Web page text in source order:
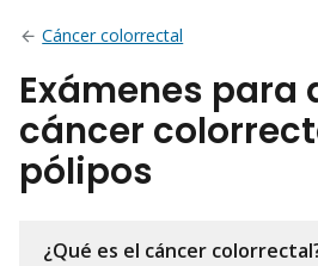
Cáncer colorrectal
Exámenes para
cáncer
pólipos
¿Qué es el cáncer